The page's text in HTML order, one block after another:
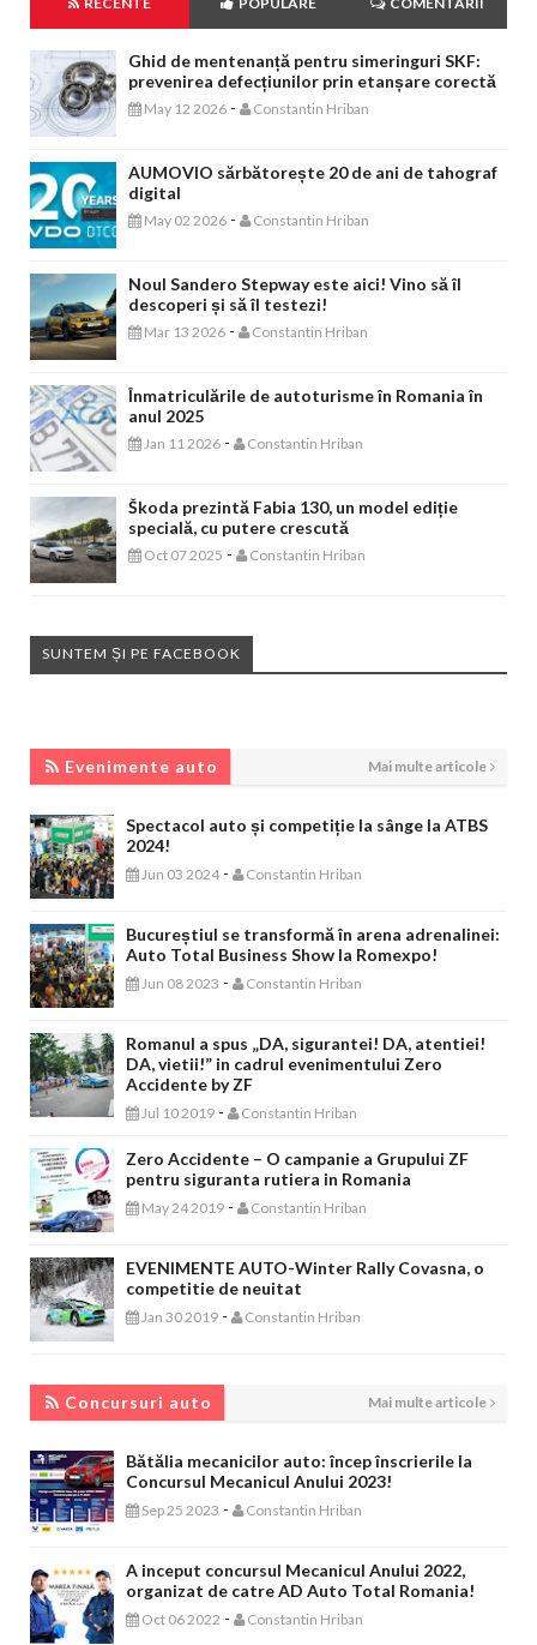
Ghid de mentenanță pentru simeringuri SKF:
prevenirea defecțiunilor prin etanșare corectă
May 12 2026 - Constantin Hriban
AUMOVIO sărbătorește 20 de ani de tahograf
digital
May 02 2026 - Constantin Hriban
Noul Sandero Stepway este aici! Vino să îl
descoperi și să îl testezi!
Mar 13 2026 - Constantin Hriban
Înmatriculările de autoturisme în Romania în
anul 2025
Jan 11 2026 - Constantin Hriban
Škoda prezintă Fabia 130, un model ediție
specială, cu putere crescută
Oct 07 2025 - Constantin Hriban
SUNTEM ȘI PE FACEBOOK
Evenimente auto Mai multe articole
Spectacol auto și competiție la sânge la ATBS
2024!
Jun 03 2024 - Constantin Hriban
Bucureștiul se transformă în arena adrenalinei:
Auto Total Business Show la Romexpo!
Jun 08 2023 - Constantin Hriban
Romanul a spus „DA, sigurantei! DA, atentiei!
DA, vietii!” in cadrul evenimentului Zero
Accidente by ZF
Jul 10 2019 - Constantin Hriban
Zero Accidente – O campanie a Grupului ZF
pentru siguranta rutiera in Romania
May 24 2019 - Constantin Hriban
EVENIMENTE AUTO-Winter Rally Covasna, o
competitie de neuitat
Jan 30 2019 - Constantin Hriban
Concursuri auto Mai multe articole
Bătălia mecanicilor auto: încep înscrierile la
Concursul Mecanicul Anului 2023!
Sep 25 2023 - Constantin Hriban
A inceput concursul Mecanicul Anului 2022,
organizat de catre AD Auto Total Romania!
Oct 06 2022 - Constantin Hriban